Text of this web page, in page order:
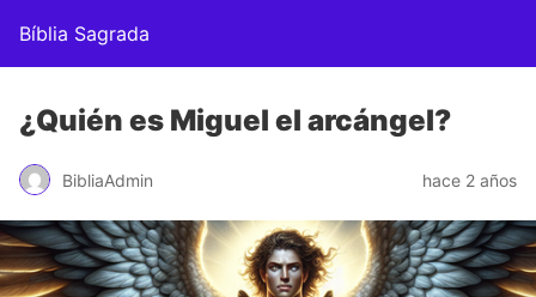
Bíblia Sagrada
¿Quién es Miguel el arcángel?
BibliaAdmin hace 2 años